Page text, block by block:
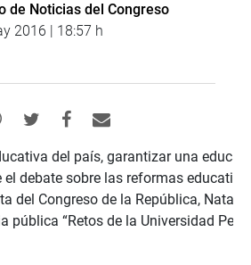
de Noticias del Congreso
2016 | 18:57 h
del país, garantizar una
debate sobre las reformas
del Congreso de la República,
pública “Retos de la Universidad